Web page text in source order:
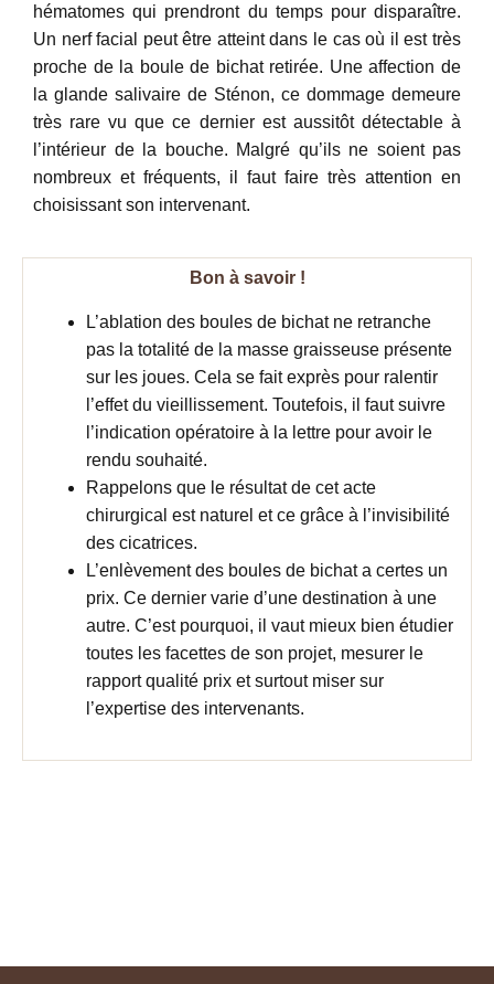
hématomes qui prendront du temps pour disparaître.
Un nerf facial peut être atteint dans le cas où il est très
proche de la boule de bichat retirée. Une affection de
la glande salivaire de Sténon, ce dommage demeure
très rare vu que ce dernier est aussitôt détectable à
l’intérieur de la bouche. Malgré qu’ils ne soient pas
nombreux et fréquents, il faut faire très attention en
choisissant son intervenant.
Bon à savoir !
L’ablation des boules de bichat ne retranche
pas la totalité de la masse graisseuse présente
sur les joues. Cela se fait exprès pour ralentir
l’effet du vieillissement. Toutefois, il faut suivre
l’indication opératoire à la lettre pour avoir le
rendu souhaité.
Rappelons que le résultat de cet acte
chirurgical est naturel et ce grâce à l’invisibilité
des cicatrices.
L’enlèvement des boules de bichat a certes un
prix. Ce dernier varie d’une destination à une
autre. C’est pourquoi, il vaut mieux bien étudier
toutes les facettes de son projet, mesurer le
rapport qualité prix et surtout miser sur
l’expertise des intervenants.